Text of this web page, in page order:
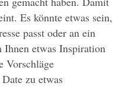
Es könnte etwas sein,
passt oder an ein
Ihnen etwas Inspiration
Vorschläge
zu etwas